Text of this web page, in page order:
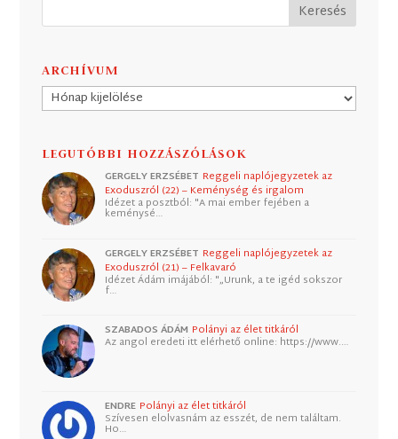
ARCHÍVUM
Archívum
LEGUTÓBBI HOZZÁSZÓLÁSOK
GERGELY ERZSÉBET Reggeli naplójegyzetek az
Exoduszról (22) – Keménység és irgalom
Idézet a posztból: "A mai ember fejében a
keménysé…
GERGELY ERZSÉBET Reggeli naplójegyzetek az
Exoduszról (21) – Felkavaró
Idézet Ádám imájából: "„Urunk, a te igéd sokszor
f…
SZABADOS ÁDÁM Polányi az élet titkáról
Az angol eredeti itt elérhető online: https://www.…
ENDRE Polányi az élet titkáról
Szívesen elolvasnám az esszét, de nem találtam.
Ho…